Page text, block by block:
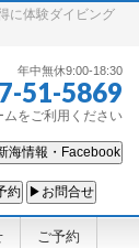
に体験ダイビング
年中無休9:00-18:30
51-5869
をご利用ください
海情報・Facebook
約 ▶お問合せ
ご予約